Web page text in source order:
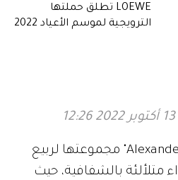
LOEWE تطلق حملتها
الترويجية لموسم الأعياد 2022
أطلقت دار "Alexander McQueen" مجموعتها لربيع
أجواء متلألئة بالشفافية، حيث